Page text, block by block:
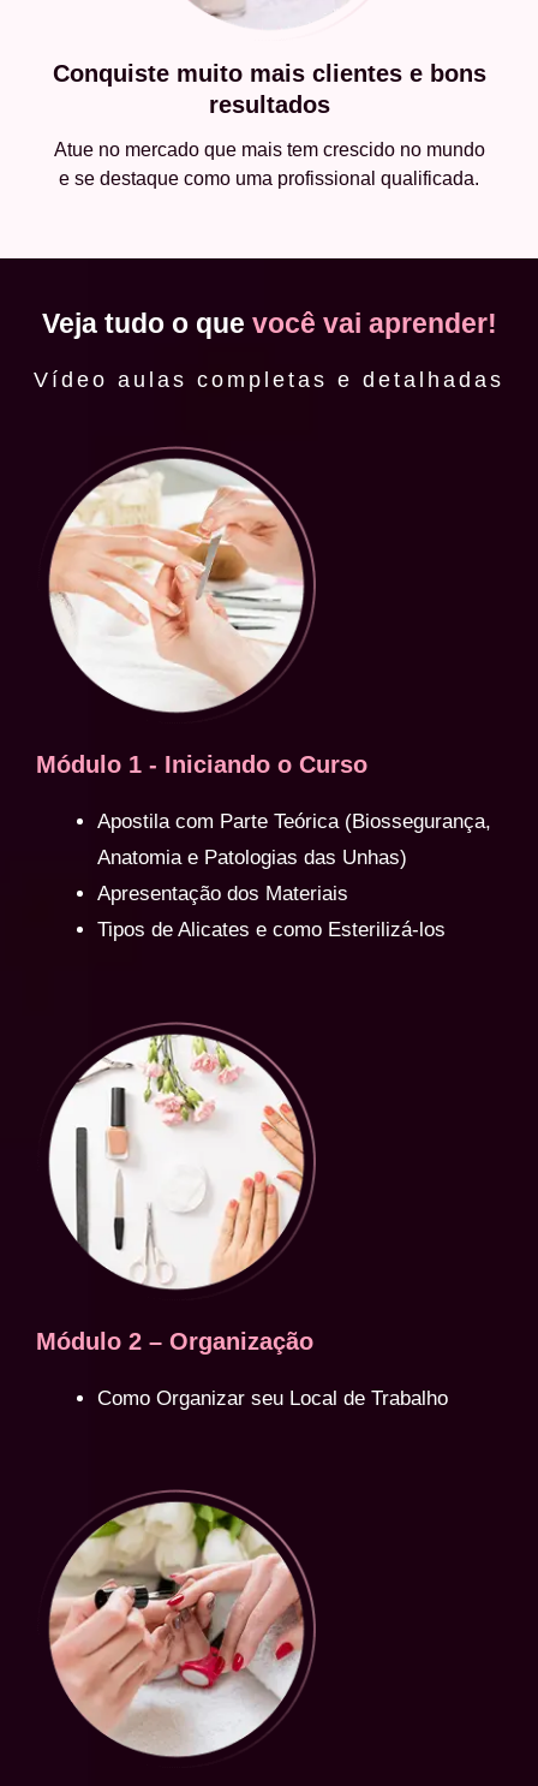
Conquiste muito mais clientes e bons
resultados
Atue no mercado que mais tem crescido no mundo
e se destaque como uma profissional qualificada.
Veja tudo o que você vai aprender!
Vídeo aulas completas e detalhadas
Módulo 1 - Iniciando o Curso
Apostila com Parte Teórica (Biossegurança,
Anatomia e Patologias das Unhas)
Apresentação dos Materiais
Tipos de Alicates e como Esterilizá-los
Módulo 2 – Organização
Como Organizar seu Local de Trabalho